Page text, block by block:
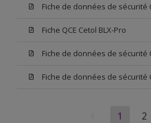
Fiche QCE Cetol BLX-Pro
Fiche de données de sécurité
1 2